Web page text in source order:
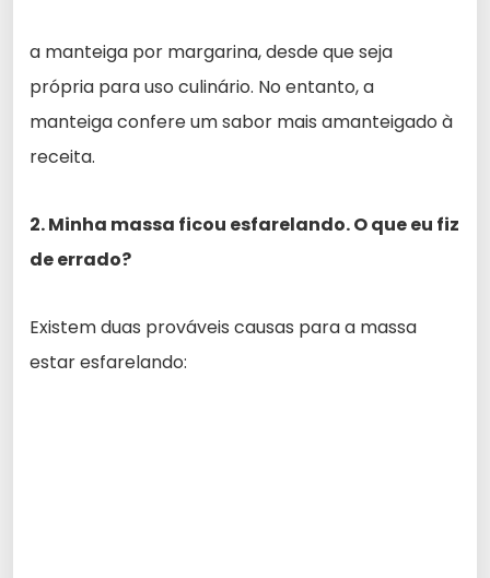
a manteiga por margarina, desde que seja
própria para uso culinário. No entanto, a
manteiga confere um sabor mais amanteigado à
receita.
2. Minha massa ficou esfarelando. O que eu fiz
de errado?
Existem duas prováveis causas para a massa
estar esfarelando: